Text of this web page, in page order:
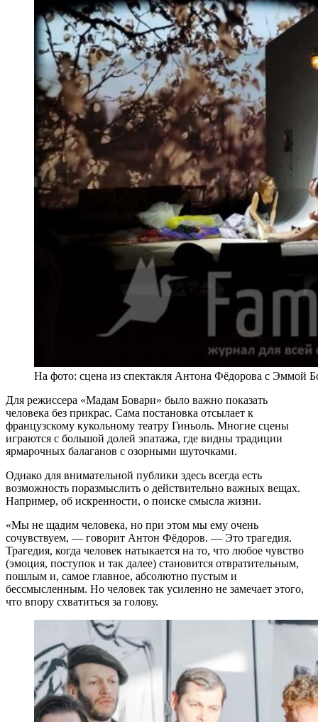
На фото: сцена из спектакля Антона Фёдорова с Эммой
Для режиссера «Мадам Бовари» было важно показать
человека без прикрас. Сама постановка отсылает к
французскому кукольному театру Гиньоль. Многие сцены
играются с большой долей эпатажа, где видны традиции
ярмарочных балаганов с озорными шуточками.
Однако для внимательной публики здесь всегда есть
возможность поразмыслить о действительно важных вещах.
Например, об искренности, о поиске смысла жизни.
«Мы не щадим человека, но при этом мы ему очень
сочувствуем, — говорит Антон Фёдоров. — Это трагедия.
Трагедия, когда человек натыкается на то, что любое чувство
(эмоция, поступок и так далее) становится отвратительным,
пошлым и, самое главное, абсолютно пустым и
бессмысленным. Но человек так усиленно не замечает этого,
что впору схватиться за голову.